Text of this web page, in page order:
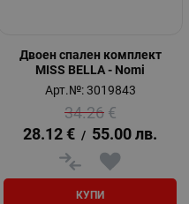
Двоен спален комплект
MISS BELLA - Nomi
Арт.№: 3019843
34.26 €
28.12 € / 55.00 лв.
КУПИ